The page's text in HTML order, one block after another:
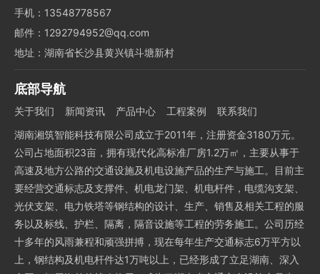
手机：13548778567
邮件：1292794952@qq.com
地址：湖南省长沙县黄兴镇斗塘新村
底部导航
关于我们 新闻资讯 产品中心 工程案例
联系我们
湖南湘筑智能科技有限公司成立于2011年，注册资金3180万元。
公司占地面积23亩，拥有现代化高标准厂房1.2万㎡，主要从事于
高速及地方公路的交通设施及机电设施产品的生产与施工。目前主
要经营交通标志及支撑件、机电龙门架、机电杆件，电缆沟支架、
光伏支架、电力铁塔等钢结构的设计、生产、销售及相关工程的服
务以及标线、护栏、隔离，隔音设施等工程的劳务施工。公司历经
十多年的风雨兼程和顽强拼搏，现在每年生产交通标志6万平方以
上，钢结构及机电杆件达1万吨以上，已经形成了立足湖南、深入